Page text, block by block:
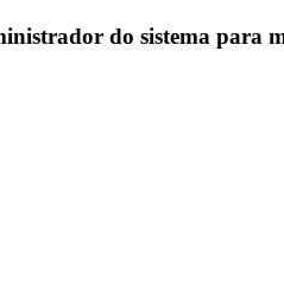
do sistema para